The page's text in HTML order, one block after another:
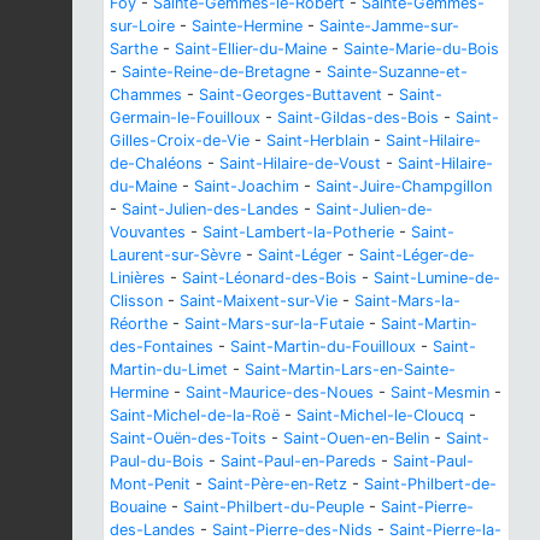
sur-Loire - Sainte-Hermine - Sainte-Jamme-sur-
Sarthe - Saint-Ellier-du-Maine - Sainte-Marie-du-Bois
- Sainte-Reine-de-Bretagne - Sainte-Suzanne-et-
Chammes - Saint-Georges-Buttavent - Saint-
Germain-le-Fouilloux - Saint-Gildas-des-Bois - Saint-
Gilles-Croix-de-Vie - Saint-Herblain - Saint-Hilaire-
de-Chaléons - Saint-Hilaire-de-Voust - Saint-Hilaire-
du-Maine - Saint-Joachim - Saint-Juire-Champgillon
- Saint-Julien-des-Landes - Saint-Julien-de-
Vouvantes - Saint-Lambert-la-Potherie - Saint-
Laurent-sur-Sèvre - Saint-Léger - Saint-Léger-de-
Linières - Saint-Léonard-des-Bois - Saint-Lumine-de-
Clisson - Saint-Maixent-sur-Vie - Saint-Mars-la-
Réorthe - Saint-Mars-sur-la-Futaie - Saint-Martin-
des-Fontaines - Saint-Martin-du-Fouilloux - Saint-
Martin-du-Limet - Saint-Martin-Lars-en-Sainte-
Hermine - Saint-Maurice-des-Noues - Saint-Mesmin -
Saint-Michel-de-la-Roë - Saint-Michel-le-Cloucq -
Saint-Ouën-des-Toits - Saint-Ouen-en-Belin - Saint-
Paul-du-Bois - Saint-Paul-en-Pareds - Saint-Paul-
Mont-Penit - Saint-Père-en-Retz - Saint-Philbert-de-
Bouaine - Saint-Philbert-du-Peuple - Saint-Pierre-
des-Landes - Saint-Pierre-des-Nids - Saint-Pierre-la-